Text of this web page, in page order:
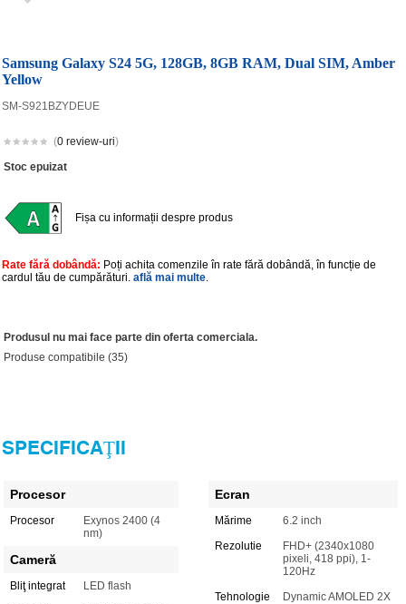
Samsung Galaxy S24 5G, 128GB, 8GB RAM, Dual SIM, Amber
Yellow
SM-S921BZYDEUE
(0 review-uri)
Stoc epuizat
Fișa cu informații despre produs
Rate fără dobândă: Poți achita comenzile în rate fără dobândă, în funcție de
cardul tău de cumpărături.află mai multe.
Produsul nu mai face parte din oferta comerciala.
Produse compatibile (35)
SPECIFICAŢII
Procesor
Procesor
Exynos 2400 (4
nm)
Cameră
Bliţ integrat
LED flash
Ecran
Mărime
6.2 inch
Rezolutie
FHD+ (2340x1080
pixeli, 418 ppi), 1-
120Hz
Tehnologie
Dynamic AMOLED 2X